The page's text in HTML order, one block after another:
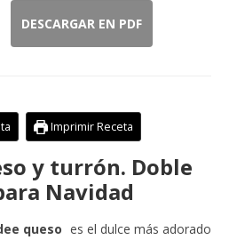
DESCARGAR EN PDF
Imprimir Receta
y turrón. Doble
Navidad
queso es el dulce más adorado